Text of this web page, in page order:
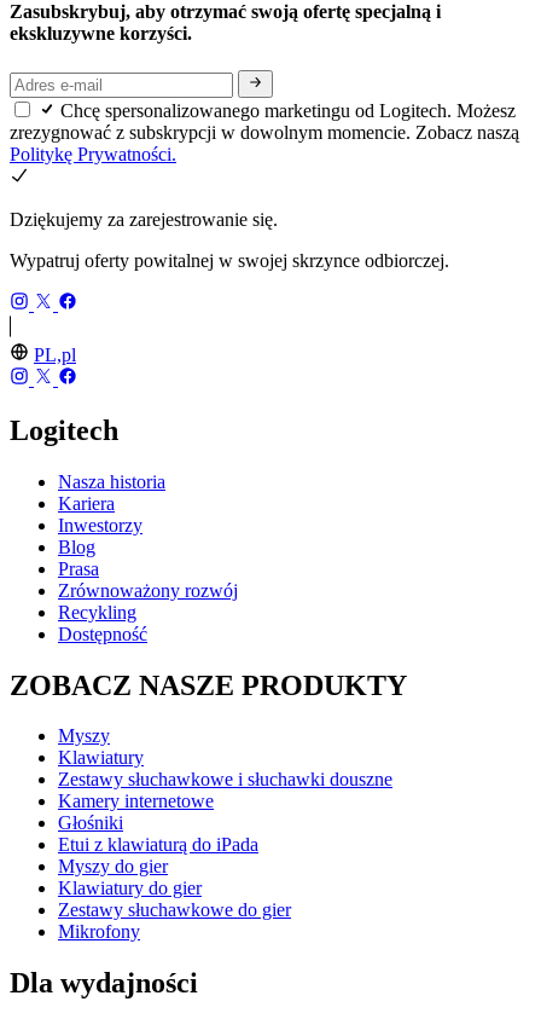
Zasubskrybuj, aby otrzymać swoją ofertę specjalną i
ekskluzywne korzyści.
Chcę spersonalizowanego marketingu od Logitech. Możesz
zrezygnować z subskrypcji w dowolnym momencie. Zobacz naszą
Politykę Prywatności.
Dziękujemy za zarejestrowanie się.
Wypatruj oferty powitalnej w swojej skrzynce odbiorczej.
PL,pl
Logitech
Nasza historia
Kariera
Inwestorzy
Blog
Prasa
Zrównoważony rozwój
Recykling
Dostępność
ZOBACZ NASZE PRODUKTY
Myszy
Klawiatury
Zestawy słuchawkowe i słuchawki douszne
Kamery internetowe
Głośniki
Etui z klawiaturą do iPada
Myszy do gier
Klawiatury do gier
Zestawy słuchawkowe do gier
Mikrofony
Dla wydajności